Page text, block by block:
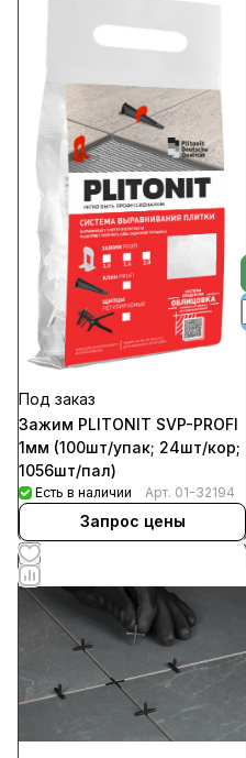
Под заказ
Зажим PLITONIT SVP-PROFI
1мм (100шт/упак; 24шт/кор;
1056шт/пал)
Есть в наличии Арт. 01-32194
Запрос цены